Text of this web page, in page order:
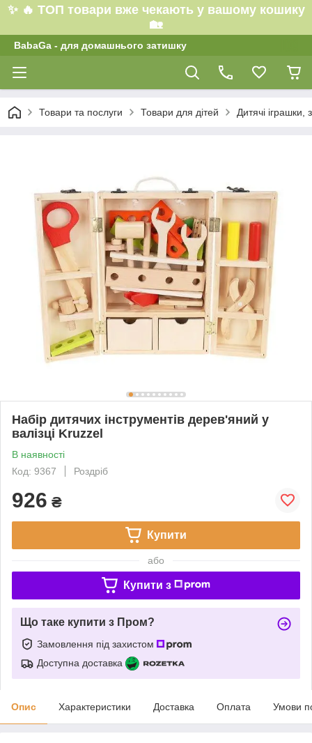
✨ 🔥 ТОП товари вже чекають у вашому кошику
🏡
BabaGa - для домашнього затишку
Товари та послуги Товари для дітей Дитячі іграшки,
Набір дитячих інструментів дерев'яний у
валізці Kruzzel
В наявності
Код: 9367
Роздріб
926 ₴
Купити
або
Купити з
Що таке купити з Пром?
Замовлення під захистом
Доступна доставка
Опис Характеристики Доставка Оплата Умови